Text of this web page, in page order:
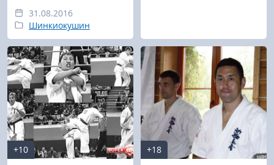
31.08.2016
Шинкиокушин
+10
+18